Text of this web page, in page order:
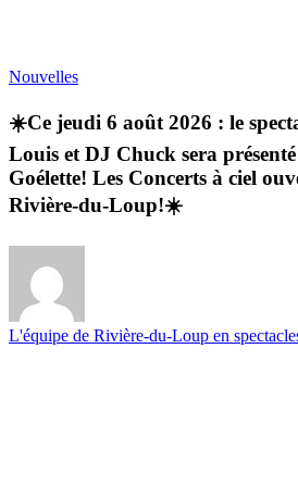
Nouvelles
☀️Ce jeudi 6 août 2026 : le
Louis et DJ Chuck sera
Goélette! Les Concerts à ciel
Rivière-du-Loup!☀️
L'équipe de Rivière-du-Loup en